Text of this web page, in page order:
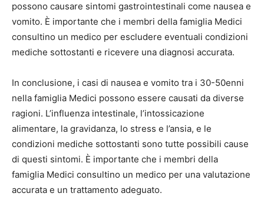
possono causare sintomi gastrointestinali come nausea e
vomito. È importante che i membri della famiglia Medici
consultino un medico per escludere eventuali condizioni
mediche sottostanti e ricevere una diagnosi accurata.
In conclusione, i casi di nausea e vomito tra i 30-50enni
nella famiglia Medici possono essere causati da diverse
ragioni. L’influenza intestinale, l’intossicazione
alimentare, la gravidanza, lo stress e l’ansia, e le
condizioni mediche sottostanti sono tutte possibili cause
di questi sintomi. È importante che i membri della
famiglia Medici consultino un medico per una valutazione
accurata e un trattamento adeguato.